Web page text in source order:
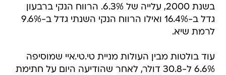
בשנת 2000, עלייה של 6.3%. הרווח הנקי ברבעון
גדל ב-16.4% ואילו הרווח הנקי השנתי גדל ב-9.6%
לרמת שיא.
עוד בולטות מבין העולות מניית טי.טי.איי שמוסיפה
6.6% ל-30.8 דולר, לאחר שהודיעה היום על חתימת